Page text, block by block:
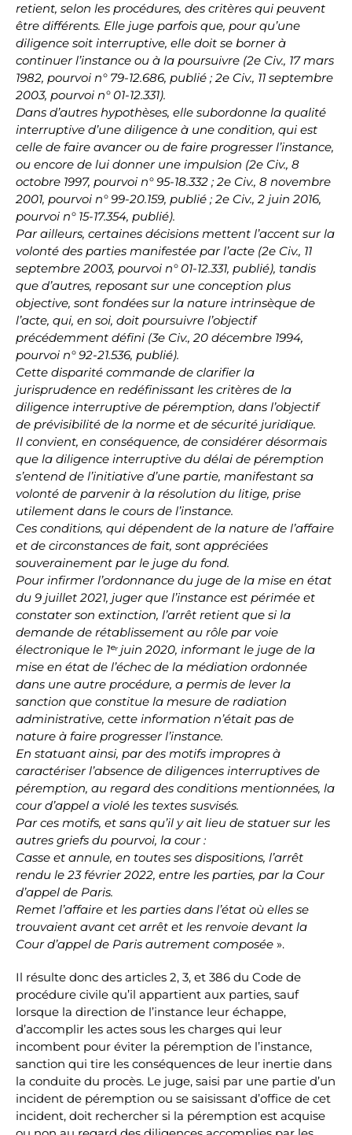
retient, selon les procédures, des critères qui peuvent
être différents. Elle juge parfois que, pour qu’une
diligence soit interruptive, elle doit se borner à
continuer l’instance ou à la poursuivre (2e Civ., 17 mars
1982, pourvoi n° 79-12.686, publié ; 2e Civ., 11 septembre
2003, pourvoi n° 01-12.331).
Dans d’autres hypothèses, elle subordonne la qualité
interruptive d’une diligence à une condition, qui est
celle de faire avancer ou de faire progresser l’instance,
ou encore de lui donner une impulsion (2e Civ., 8
octobre 1997, pourvoi n° 95-18.332 ; 2e Civ., 8 novembre
2001, pourvoi n° 99-20.159, publié ; 2e Civ., 2 juin 2016,
pourvoi n° 15-17.354, publié).
Par ailleurs, certaines décisions mettent l’accent sur la
volonté des parties manifestée par l’acte (2e Civ., 11
septembre 2003, pourvoi n° 01-12.331, publié), tandis
que d’autres, reposant sur une conception plus
objective, sont fondées sur la nature intrinsèque de
l’acte, qui, en soi, doit poursuivre l’objectif
précédemment défini (3e Civ., 20 décembre 1994,
pourvoi n° 92-21.536, publié).
Cette disparité commande de clarifier la
jurisprudence en redéfinissant les critères de la
diligence interruptive de péremption, dans l’objectif
de prévisibilité de la norme et de sécurité juridique.
Il convient, en conséquence, de considérer désormais
que la diligence interruptive du délai de péremption
s’entend de l’initiative d’une partie, manifestant sa
volonté de parvenir à la résolution du litige, prise
utilement dans le cours de l’instance.
Ces conditions, qui dépendent de la nature de l’affaire
et de circonstances de fait, sont appréciées
souverainement par le juge du fond.
Pour infirmer l’ordonnance du juge de la mise en état
du 9 juillet 2021, juger que l’instance est périmée et
constater son extinction, l’arrêt retient que si la
demande de rétablissement au rôle par voie
électronique le 1ᵉʳ juin 2020, informant le juge de la
mise en état de l’échec de la médiation ordonnée
dans une autre procédure, a permis de lever la
sanction que constitue la mesure de radiation
administrative, cette information n’était pas de
nature à faire progresser l’instance.
En statuant ainsi, par des motifs impropres à
caractériser l’absence de diligences interruptives de
péremption, au regard des conditions mentionnées, la
cour d’appel a violé les textes susvisés.
Par ces motifs, et sans qu’il y ait lieu de statuer sur les
autres griefs du pourvoi, la cour :
Casse et annule, en toutes ses dispositions, l’arrêt
rendu le 23 février 2022, entre les parties, par la Cour
d’appel de Paris.
Remet l’affaire et les parties dans l’état où elles se
trouvaient avant cet arrêt et les renvoie devant la
Cour d’appel de Paris autrement composée ».
Il résulte donc des articles 2, 3, et 386 du Code de
procédure civile qu’il appartient aux parties, sauf
lorsque la direction de l’instance leur échappe,
d’accomplir les actes sous les charges qui leur
incombent pour éviter la péremption de l’instance,
sanction qui tire les conséquences de leur inertie dans
la conduite du procès. Le juge, saisi par une partie d’un
incident de péremption ou se saisissant d’office de cet
incident, doit rechercher si la péremption est acquise